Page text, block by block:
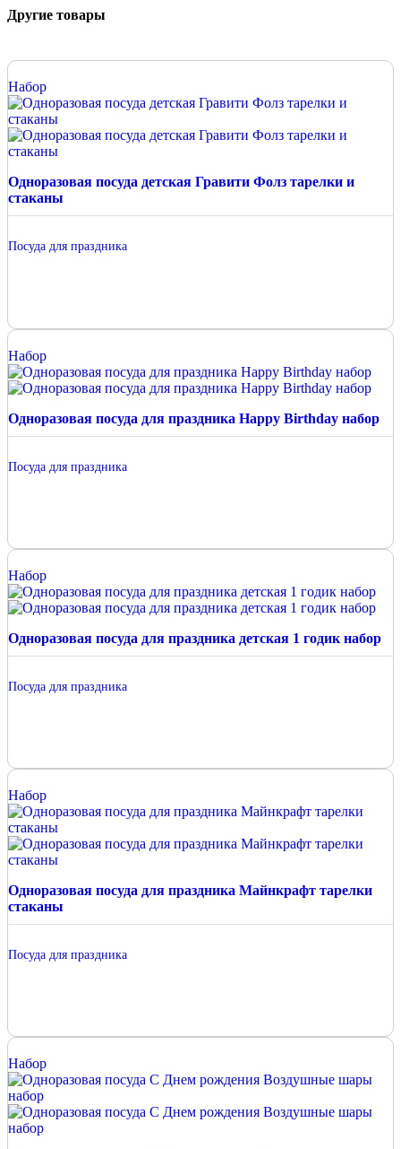
Другие товары
Набор
Одноразовая посуда детская Гравити Фолз тарелки и
стаканы
Посуда для праздника
Набор
Одноразовая посуда для праздника Happy Birthday набор
Посуда для праздника
Набор
Одноразовая посуда для праздника детская 1 годик набор
Посуда для праздника
Набор
Одноразовая посуда для праздника Майнкрафт тарелки
стаканы
Посуда для праздника
Набор